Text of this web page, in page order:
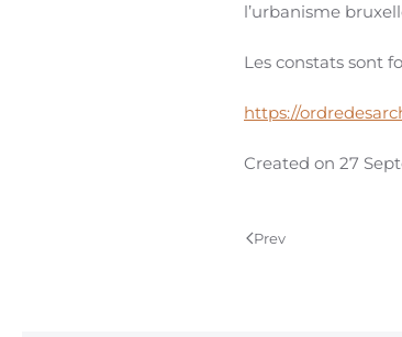
l’urbanisme
Les constats sont
https://
Created on 27
Prev